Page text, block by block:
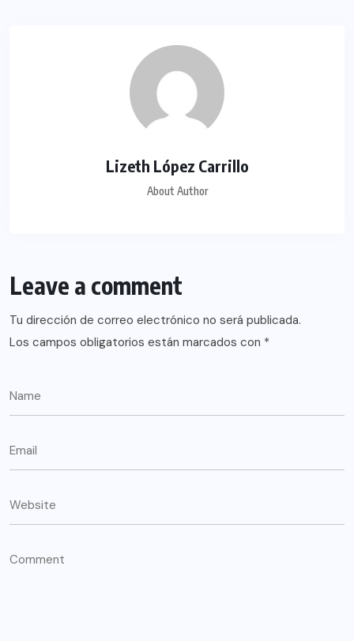
Lizeth López Carrillo
About Author
Leave a comment
Tu dirección de correo electrónico no será publicada.
Los campos obligatorios están marcados con *